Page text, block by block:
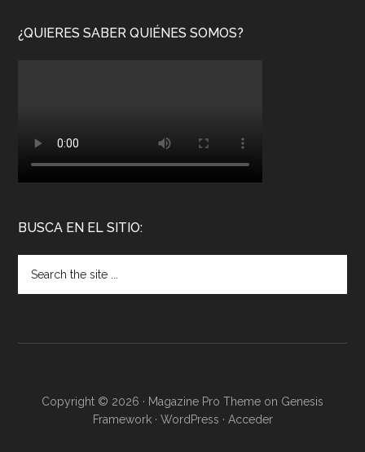
¿QUIERES SABER QUIÉNES SOMOS?
BUSCA EN EL SITIO:
Copyright © 2026 · Magazine Pro Theme on Genesis
Framework· WordPress · Acceder